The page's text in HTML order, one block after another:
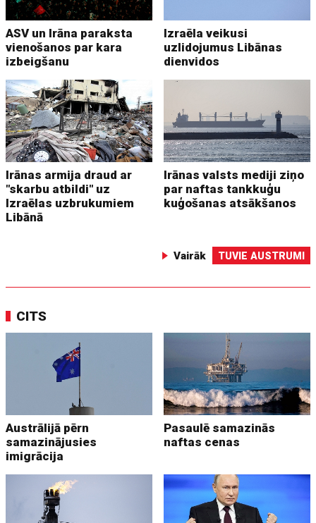
ASV un Irāna paraksta
vienošanos par kara
izbeigšanu
Izraēla veikusi
uzlidojumus Libānas
dienvidos
Irānas armija draud ar
"skarbu atbildi" uz
Izraēlas uzbrukumiem
Libānā
Irānas valsts mediji ziņo
par naftas tankkuģu
kuģošanas atsākšanos
Vairāk TUVIE AUSTRUMI
CITS
Austrālijā pērn
samazinājusies
imigrācija
Pasaulē samazinās
naftas cenas